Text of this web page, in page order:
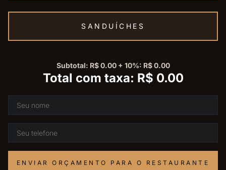
SANDUÍCHES
Subtotal: R$ 0.00 + 10%: R$ 0.00
Total com taxa: R$ 0.00
ENVIAR ORÇAMENTO PARA O RESTAURANTE